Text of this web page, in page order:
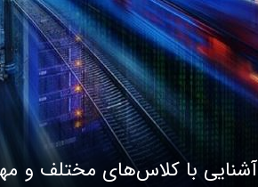
آشنایی با کلاس‌های مختلف و